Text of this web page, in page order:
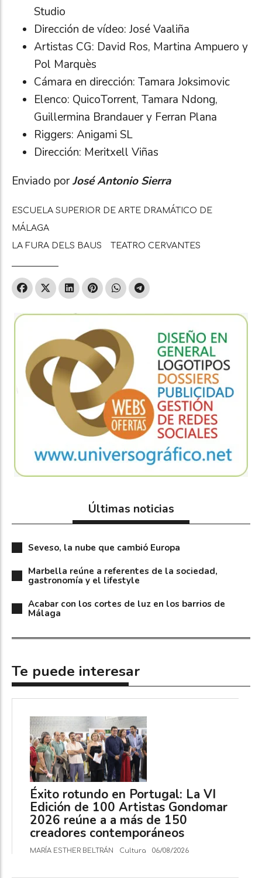
Studio
Dirección de vídeo: José Vaaliña
Artistas CG: David Ros, Martina Ampuero y
Pol Marquès
Cámara en dirección: Tamara Joksimovic
Elenco: QuicoTorrent, Tamara Ndong,
Guillermina Brandauer y Ferran Plana
Riggers: Anigami SL
Dirección: Meritxell Viñas
Enviado porJosé Antonio Sierra
ESCUELA SUPERIOR DE ARTE DRAMÁTICO DE
MÁLAGA
LA FURA DELS BAUS
TEATRO CERVANTES
Últimas noticias
Seveso, la nube que cambió Europa
Marbella reúne a referentes de la sociedad,
gastronomía y el lifestyle
Acabar con los cortes de luz en los barrios de
Málaga
Te puede interesar
Éxito rotundo en Portugal: La VI
Edición de 100 Artistas Gondomar
2026 reúne a a más de 150
creadores contemporáneos
MARÍA ESTHER BELTRÁN Cultura 06/08/2026